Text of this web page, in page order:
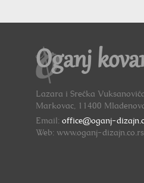
Oganj
Lazara i Srećka
Markovac, 11400
Email: office@oganj-
Web: www.oganj-dizajn.co.rs